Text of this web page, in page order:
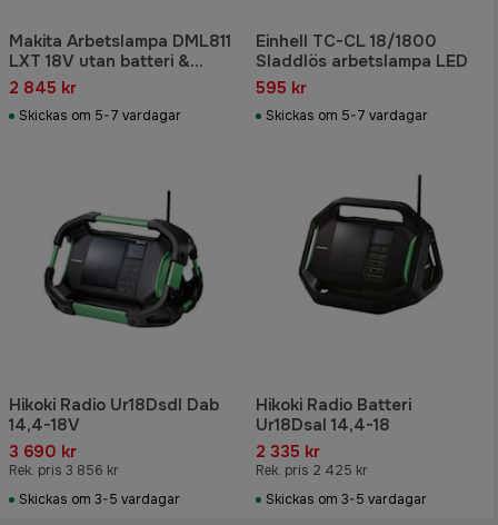
Makita Arbetslampa DML811
LXT 18V utan batteri &
laddare
2 845 kr
Skickas om 5-7 vardagar
Einhell TC-CL 18/1800
Sladdlös arbetslampa LED
595 kr
Skickas om 5-7 vardagar
Hikoki Radio Ur18Dsdl Dab
14,4-18V
3 690 kr
Rek. pris 3 856 kr
Skickas om 3-5 vardagar
Hikoki Radio Batteri
Ur18Dsal 14,4-18
2 335 kr
Rek. pris 2 425 kr
Skickas om 3-5 vardagar